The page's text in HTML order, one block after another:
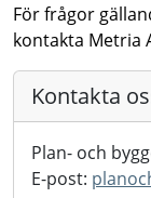
För frågor
kontakta Metria
Kontakta
Plan- och
E-post: